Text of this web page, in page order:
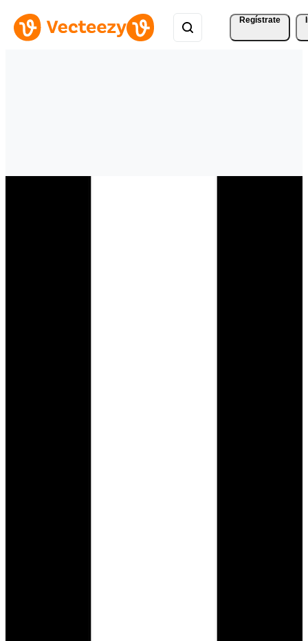
Regístrate